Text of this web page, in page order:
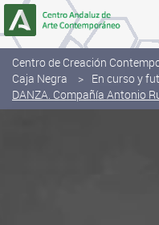
Saltar al contenido
Centro de Creación
Caja Negra
En curso y
DANZA. Compañía Antonio